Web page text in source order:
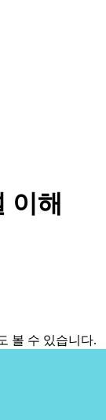
이해
볼 수 있습니다.